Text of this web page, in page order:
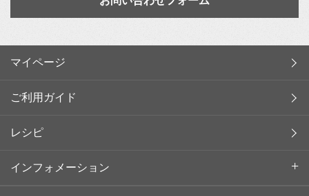
マイページ
ご利用ガイド
レシピ
インフォメーション